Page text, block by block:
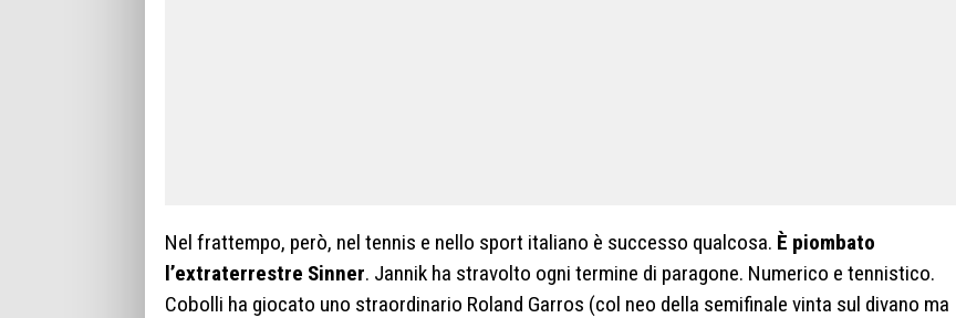
Nel frattempo, però, nel tennis e nello sport italiano è successo qualcosa. È piombato
l’extraterrestre Sinner. Jannik ha stravolto ogni termine di paragone. Numerico e tennistico.
Cobolli ha giocato uno straordinario Roland Garros (col neo della semifinale vinta sul divano ma